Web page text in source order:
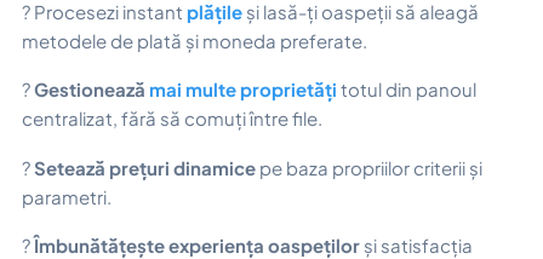
? Procesezi instant plățile și lasă-ți oaspeții să aleagă
metodele de plată și moneda preferate.
?Gestionează mai multe proprietăți totul din panoul
centralizat, fără să comuți între file.
?Setează prețuri dinamice pe baza propriilor criterii și
parametri.
?Îmbunătățește experiența oaspeților și satisfacția